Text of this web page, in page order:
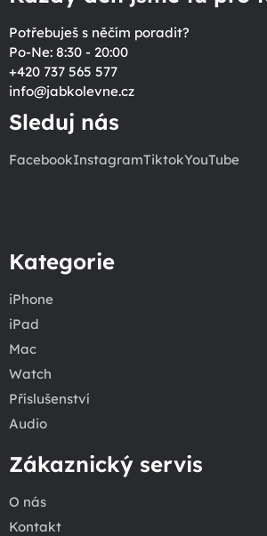
Potřebuješ s něčím poradit?
Po-Ne: 8:30 - 20:00
+420 737 565 577
info@jabkolevne.cz
Sleduj nás
FacebookInstagramTiktokYouTube
Kategorie
iPhone
iPad
Mac
Watch
Příslušenství
Audio
Zákaznický servis
O nás
Kontakt